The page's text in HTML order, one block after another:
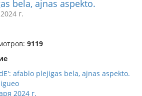
bela, ajnas aspekto.
г.
9119
afablo plejigas bela, ajnas aspekto.
2024 г.